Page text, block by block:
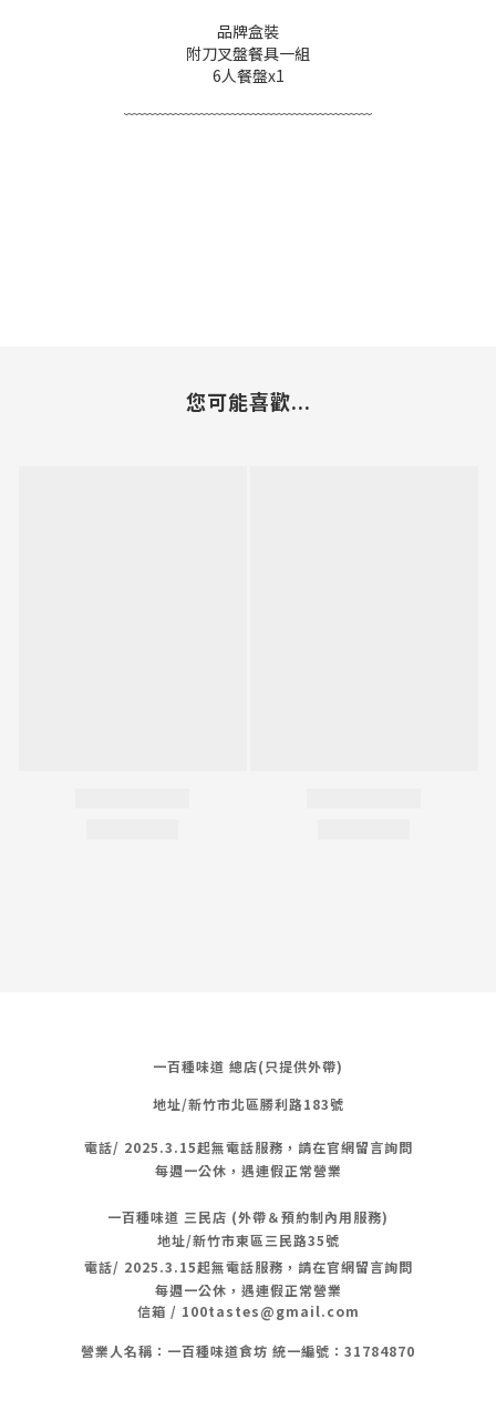
品牌盒裝
附刀叉盤餐具一組
6人餐盤x1
﹋﹋﹋﹋﹋﹋﹋﹋﹋﹋﹋﹋﹋﹋﹋﹋
您可能喜歡...
一百種味道 總店(只提供外帶)
地址/新竹市北區勝利路183號
電話/ 2025.3.15起無電話服務，請在官網留言詢問
每週一公休，遇連假正常營業
一百種味道 三民店 (外帶＆預約制內用服務)
地址/新竹市東區三民路35號
電話/ 2025.3.15起無電話服務，請在官網留言詢問
每週一公休，遇連假正常營業
信箱 / 100tastes@gmail.com
營業人名稱：一百種味道食坊 統一編號：31784870